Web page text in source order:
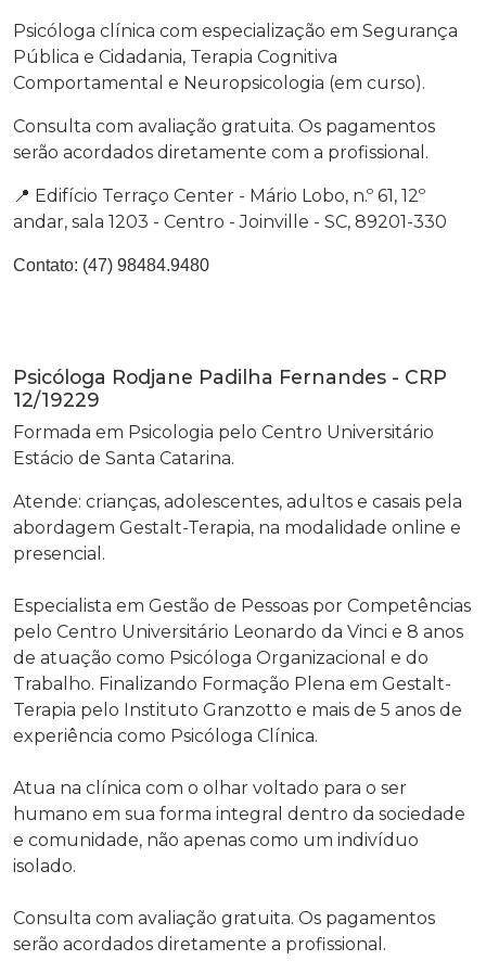
Psicóloga clínica com especialização em Segurança
Pública e Cidadania, Terapia Cognitiva
Comportamental e Neuropsicologia (em curso).
Consulta com avaliação gratuita. Os pagamentos
serão acordados diretamente com a profissional.
📍 Edifício Terraço Center - Mário Lobo, n.º 61, 12º
andar, sala 1203 - Centro - Joinville - SC, 89201-330
Contato: (47) 98484.9480
Psicóloga Rodjane Padilha Fernandes - CRP
12/19229
Formada em Psicologia pelo Centro Universitário
Estácio de Santa Catarina.
Atende: crianças, adolescentes, adultos e casais pela
abordagem Gestalt-Terapia, na modalidade online e
presencial.
Especialista em Gestão de Pessoas por Competências
pelo Centro Universitário Leonardo da Vinci e 8 anos
de atuação como Psicóloga Organizacional e do
Trabalho. Finalizando Formação Plena em Gestalt-
Terapia pelo Instituto Granzotto e mais de 5 anos de
experiência como Psicóloga Clínica.
Atua na clínica com o olhar voltado para o ser
humano em sua forma integral dentro da sociedade
e comunidade, não apenas como um indivíduo
isolado.
Consulta com avaliação gratuita. Os pagamentos
serão acordados diretamente a profissional.